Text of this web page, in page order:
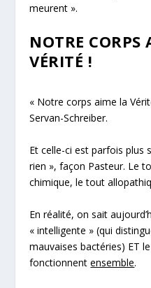
meurent ».
NOTRE
VÉRITÉ !
« Notre corps aime la
Servan-Schreiber.
Et celle-ci est parfois plus
rien », façon Pasteur. Le
chimique, le tout
En réalité, on sait
« intelligente » (qui
mauvaises bactéries) ET
fonctionnentensemble.